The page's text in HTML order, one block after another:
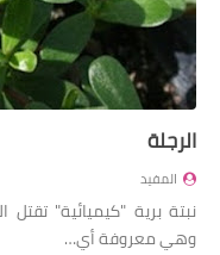
الرجلة
المفيد
نبتة برية "كيميائية"
وهي معروفة أي…